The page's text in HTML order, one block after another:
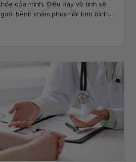
của mình. Điều này vô tình sẽ
bệnh chậm phục hồi hơn bình